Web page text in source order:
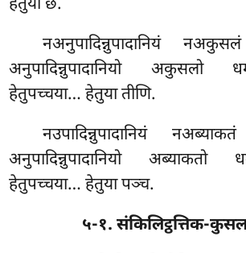
हेतुया छ.
नअनुपादिन्नुपादानियं
अनुपादिन्नुपादानियो अकुसलो
हेतुपच्चया… हेतुया तीणि.
नउपादिन्नुपादानियं
अनुपादिन्नुपादानियो अब्याकतो
हेतुपच्चया… हेतुया पञ्च.
५-१. संकिलिट्ठत्तिक-